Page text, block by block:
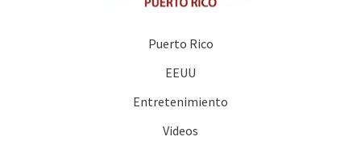
Puerto Rico
EEUU
Entretenimiento
Videos